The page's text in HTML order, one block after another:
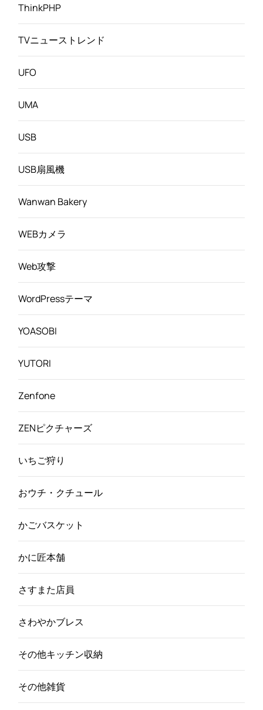
ThinkPHP
TVニューストレンド
UFO
UMA
USB
USB扇風機
Wanwan Bakery
WEBカメラ
Web攻撃
WordPressテーマ
YOASOBI
YUTORI
Zenfone
ZENピクチャーズ
いちご狩り
おウチ・クチュール
かごバスケット
かに匠本舗
さすまた店員
さわやかブレス
その他キッチン収納
その他雑貨